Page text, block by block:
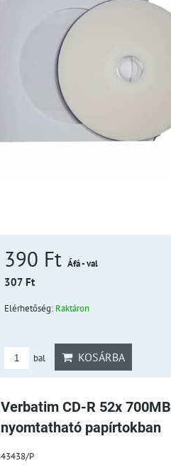
390 Ft Áfá - val
307 Ft
Elérhetőség: Raktáron
bal KOSÁRBA
Verbatim CD-R 52x 700MB
nyomtatható papírtokban
43438/P